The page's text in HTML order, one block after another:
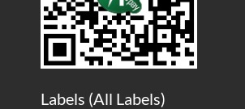
Labels (All Labels)